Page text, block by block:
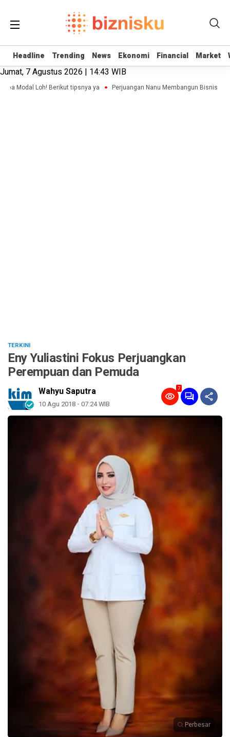
Headline Trending News Ekonomi Financial Market
Headline Trending News Ekonomi Financial Market
Jumat, 7 Agustus 2026 | 14:43 WIB
Modal Loh! Berikut tipsnya ya Perjuangan Nanu Membangun Bisnis
TERKINI
Eny Yuliastini Fokus Perjuangkan
Perempuan dan Pemuda
Wahyu Saputra
10 Agu 2018 - 07:24 WIB
7
Perbesar